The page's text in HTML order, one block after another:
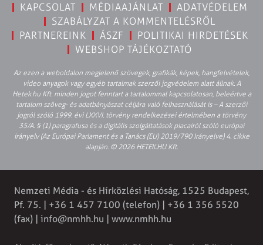
KAPCSOLAT MÉDIAAJÁNLAT
ADATVÉDELEM
SZABÁLYZAT A KOMMENTELÉSRŐL
PARTNEREINK
ÁSZF
POLITIKAI HIRDETÉSEK
WEBSHOP TÁJÉKOZTATÓ
Az ezen a weboldalon megjelenő szövegek, grafikák, képek, hangfelvételek,
video anyagok vagy egyéb tartalmak szerzői jogvédelem alatt állnak. A
Hetek.hu Kft. minden jogot fenntart a tartalommal kapcsolatosan, beleértve a
tartalom szöveg- és adatbányászat céljára való felhasználását is – A szerzői
jogról szóló 1999. évi LXXVI. törvény rendelkezései értelmében a törvény
35/A. § (1) paragrafusa és a digitális szolgáltatások piacairól szóló európai
irányelv (Az Európai Parlament és a Tanács (EU) 2019/790 Irányelve) 4. cikke
alapján. © 2026 HETEK.HU Kft.
Nemzeti Média - és Hírközlési Hatóság, 1525 Budapest,
Pf. 75. | +36 1 457 7100 (telefon) | +36 1 356 5520
(fax) | info@nmhh.hu | www.nmhh.hu